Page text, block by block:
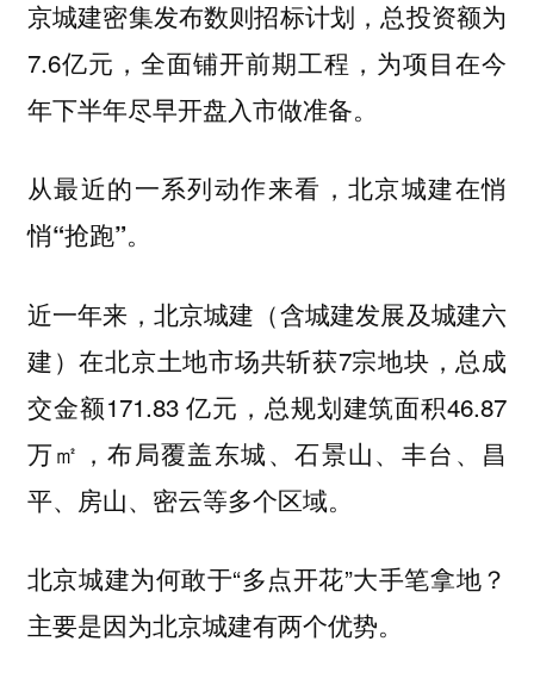
京城建密集发布数则招标计划，总投资额为
7.6亿元，全面铺开前期工程，为项目在今
年下半年尽早开盘入市做准备。
从最近的一系列动作来看， 北京城建在悄
悄“抢跑”。
近一年来，北京城建（含城建发展及城建六
建）在北京土地市场共斩获7宗地块，总成
交金额171.83 亿元，总规划建筑面积46.87
万㎡，布局覆盖东城、石景山、丰台、昌
平、房山、密云等多个区域。
北京城建为何敢于“多点开花”大手笔拿地？
主要是因为北京城建有两个优势。